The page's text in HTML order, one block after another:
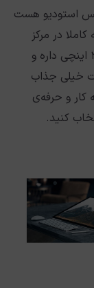
استودیو هست
در مرکز
پروسه‌ی خلق کردن قرار بگیرن. یک اسکرین ۲۸ اینچی داره و
نکات خیلی جذاب
کار و حرفه‌ی
کنید.